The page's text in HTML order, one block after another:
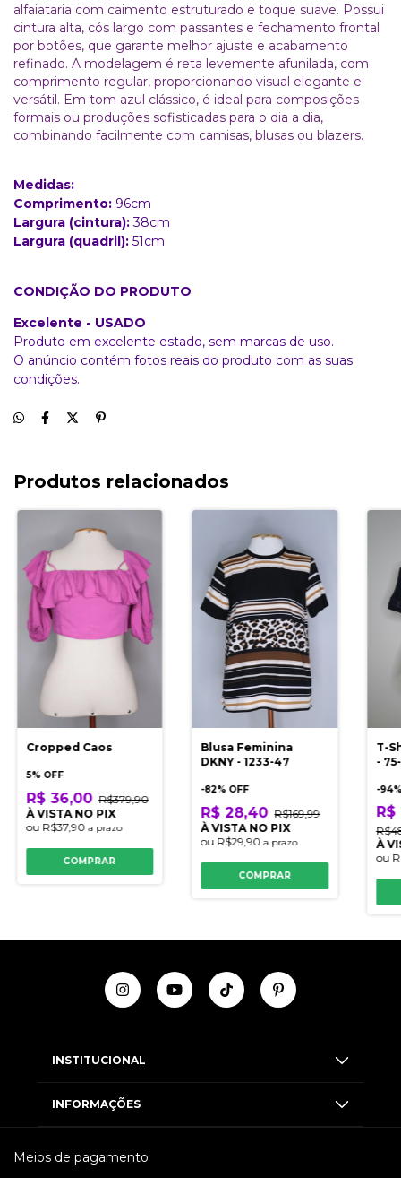
alfaiataria com caimento estruturado e toque suave. Possui
cintura alta, cós largo com passantes e fechamento frontal
por botões, que garante melhor ajuste e acabamento
refinado. A modelagem é reta levemente afunilada, com
comprimento regular, proporcionando visual elegante e
versátil. Em tom azul clássico, é ideal para composições
formais ou produções sofisticadas para o dia a dia,
combinando facilmente com camisas, blusas ou blazers.
Medidas:
Comprimento: 96cm
Largura (cintura):38cm
Largura (quadril): 51cm
CONDIÇÃO DO PRODUTO
Excelente - USADO
Produto em excelente estado, sem marcas de uso.
O anúncio contém fotos reais do produto com as suas
condições.
Produtos relacionados
Cropped Caos
5% OFF
R$ 36,00 R$379,90
À VISTA NO PIX
ou R$37,90 a prazo
COMPRAR
Blusa Feminina
DKNY - 1233-47
-82% OFF
R$ 28,40 R$169,99
À VISTA NO PIX
ou R$29,90a prazo
COMPRAR
T-
-
-94
À
ou
INSTITUCIONAL
INFORMAÇÕES
Meios de pagamento